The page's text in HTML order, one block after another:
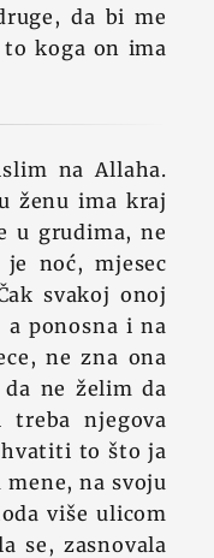
da bi me
koga on ima
na Allaha.
ženu ima kraj
u grudima, ne
noć, mjesec
svakoj onoj
ponosna i na
ne zna ona
ne želim da
treba njegova
to što ja
na svoju
više ulicom
se, zasnovala